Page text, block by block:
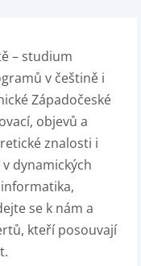
– studium
v češtině i
Západočeské
objevů a
znalosti i
dynamických
se k nám a
kteří posouvají